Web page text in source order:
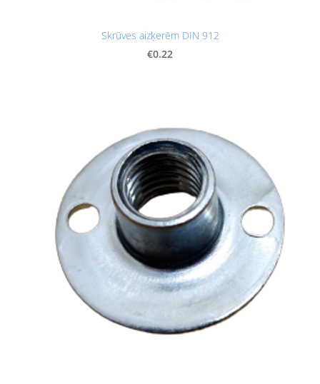
Skrūves aizķerēm DIN 912
€0.22